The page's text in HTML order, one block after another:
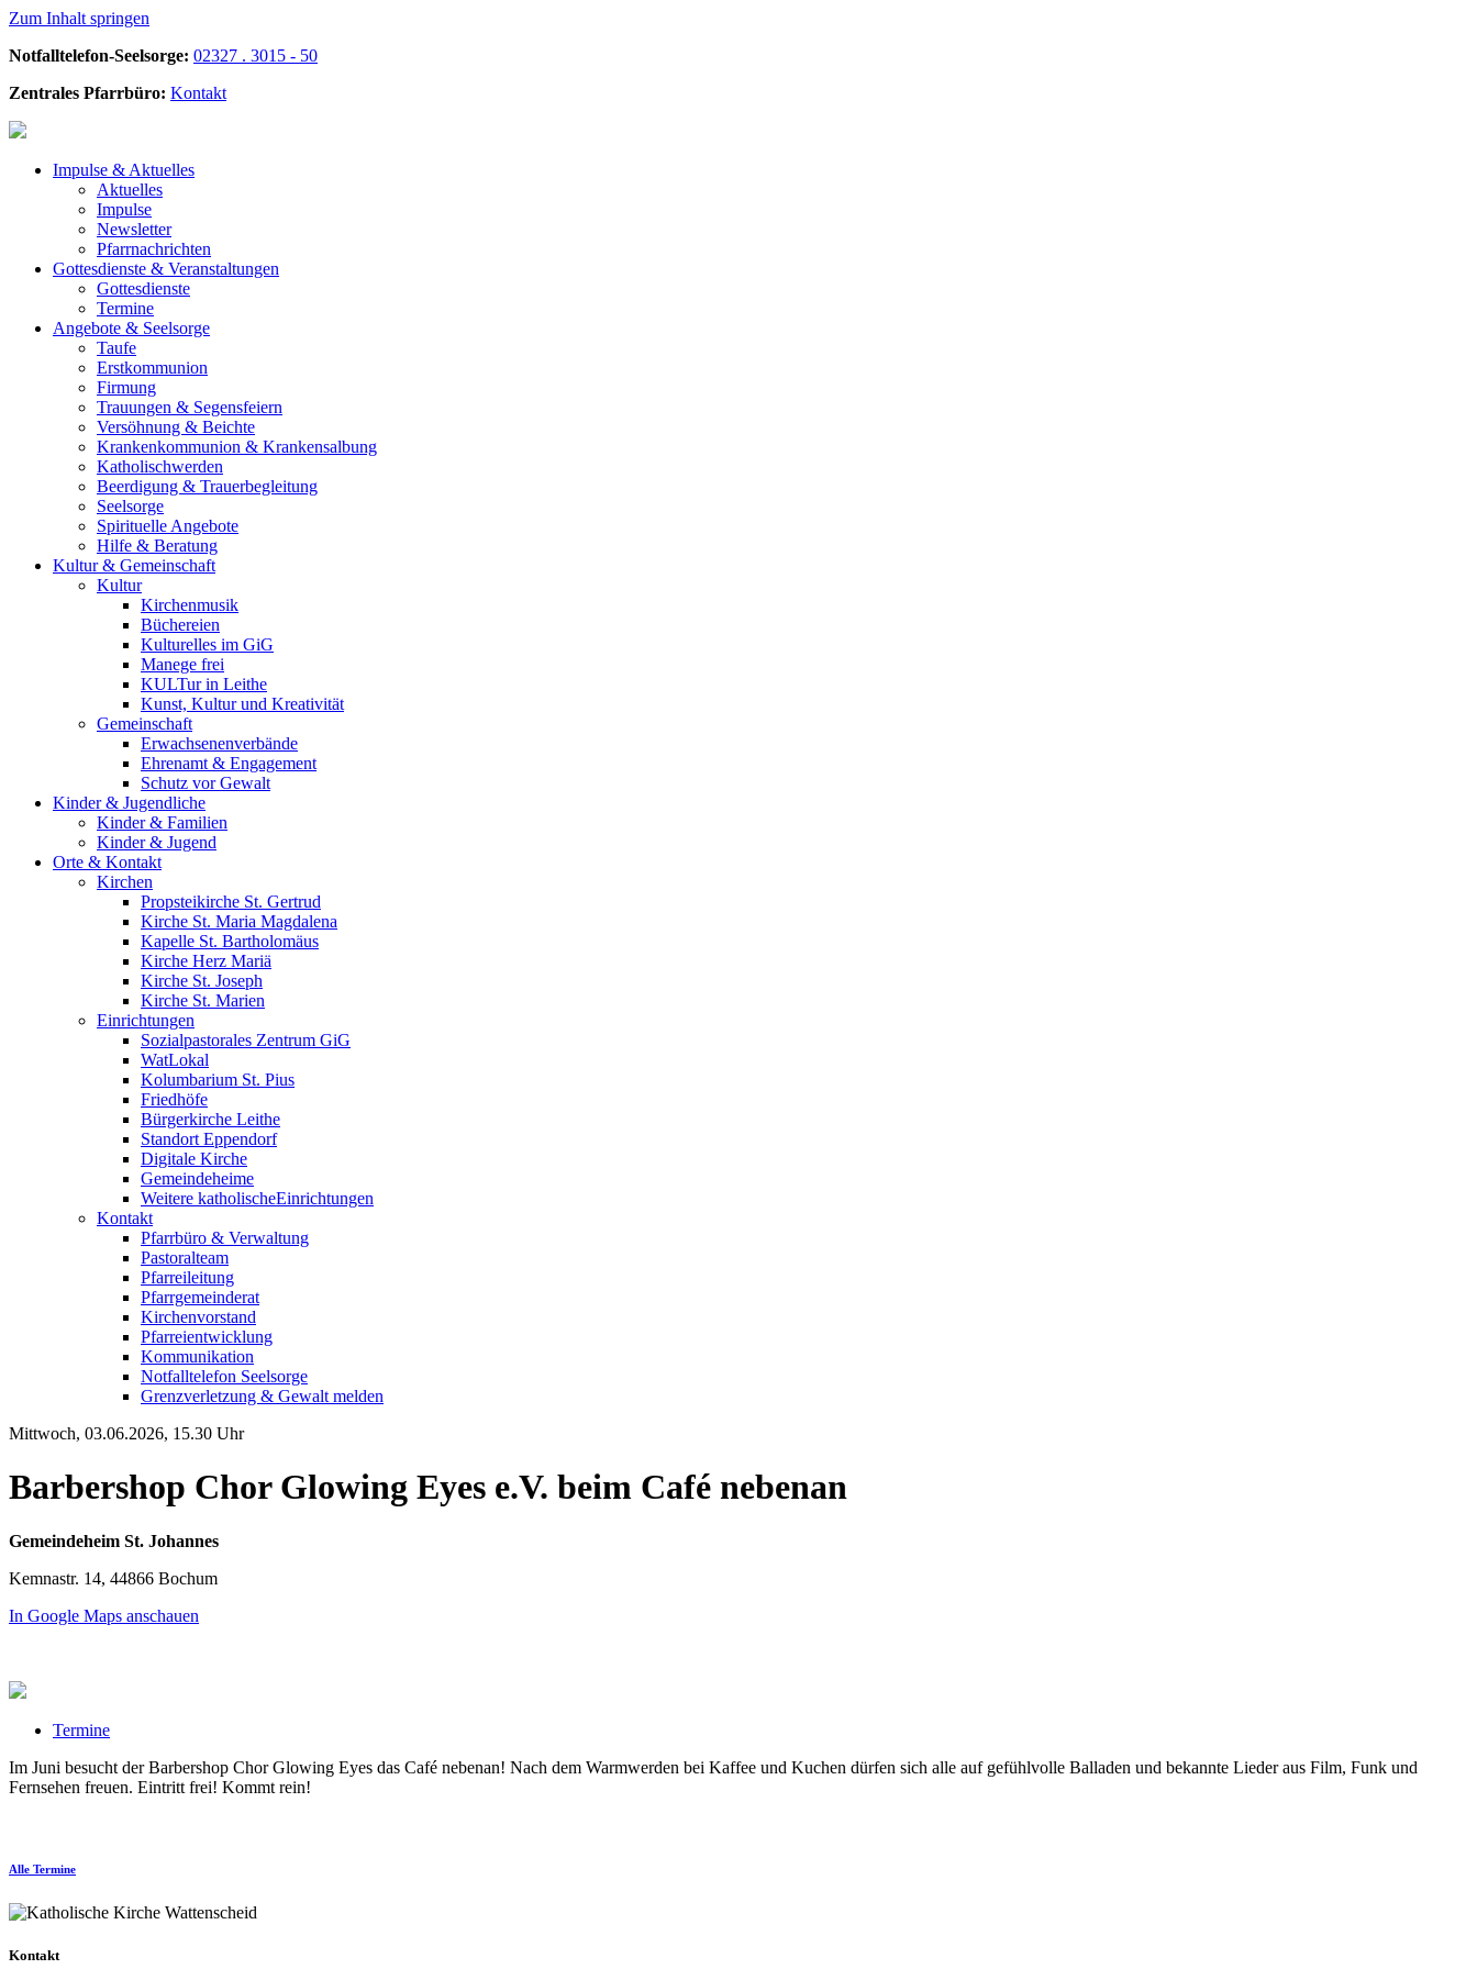
Zum Inhalt springen
Notfalltelefon-Seelsorge: 02327 . 3015 - 50
Zentrales Pfarrbüro: Kontakt
Impulse & Aktuelles
Aktuelles
Impulse
Newsletter
Pfarrnachrichten
Gottesdienste & Veranstaltungen
Gottesdienste
Termine
Angebote & Seelsorge
Taufe
Erstkommunion
Firmung
Trauungen & Segensfeiern
Versöhnung & Beichte
Krankenkommunion & Krankensalbung
Katholischwerden
Beerdigung & Trauerbegleitung
Seelsorge
Spirituelle Angebote
Hilfe & Beratung
Kultur & Gemeinschaft
Kultur
Kirchenmusik
Büchereien
Kulturelles im GiG
Manege frei
KULTur in Leithe
Kunst, Kultur und Kreativität
Gemeinschaft
Erwachsenenverbände
Ehrenamt & Engagement
Schutz vor Gewalt
Kinder & Jugendliche
Kinder & Familien
Kinder & Jugend
Orte & Kontakt
Kirchen
Propsteikirche St. Gertrud
Kirche St. Maria Magdalena
Kapelle St. Bartholomäus
Kirche Herz Mariä
Kirche St. Joseph
Kirche St. Marien
Einrichtungen
Sozialpastorales Zentrum GiG
WatLokal
Kolumbarium St. Pius
Friedhöfe
Bürgerkirche Leithe
Standort Eppendorf
Digitale Kirche
Gemeindeheime
Weitere katholische­­Einrichtungen
Kontakt
Pfarrbüro & Verwaltung
Pastoralteam
Pfarreileitung
Pfarrgemeinderat
Kirchenvorstand
Pfarreientwicklung
Kommunikation
Notfalltelefon Seelsorge
Grenzverletzung & Gewalt melden
Mittwoch, 03.06.2026, 15.30 Uhr
Barbershop Chor Glowing Eyes e.V. beim Café nebenan
Gemeindeheim St. Johannes
Kemnastr. 14, 44866 Bochum
In Google Maps anschauen
Termine
Im Juni besucht der Barbershop Chor Glowing Eyes das Café nebenan! Nach dem Warmwerden bei Kaffee und Kuchen dürfen sich alle auf gefühlvolle Balladen und bekannte Lieder aus Film, Funk und
Fernsehen freuen. Eintritt frei! Kommt rein!
Alle Termine
Kontakt